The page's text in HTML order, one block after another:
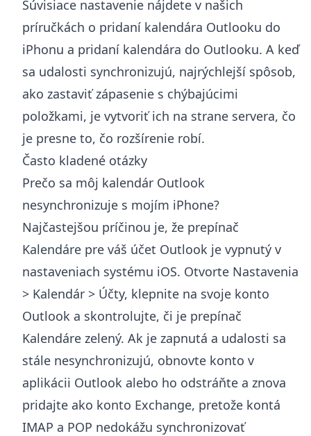
Súvisiace nastavenie nájdete v našich
príručkách o pridaní kalendára Outlooku do
iPhonu a pridaní kalendára do Outlooku. A keď
sa udalosti synchronizujú, najrýchlejší spôsob,
ako zastaviť zápasenie s chýbajúcimi
položkami, je vytvoriť ich na strane servera, čo
je presne to, čo rozšírenie robí.
Často kladené otázky
Prečo sa môj kalendár Outlook
nesynchronizuje s mojím iPhone?
Najčastejšou príčinou je, že prepínač
Kalendáre pre váš účet Outlook je vypnutý v
nastaveniach systému iOS. Otvorte Nastavenia
> Kalendár > Účty, klepnite na svoje konto
Outlook a skontrolujte, či je prepínač
Kalendáre zelený. Ak je zapnutá a udalosti sa
stále nesynchronizujú, obnovte konto v
aplikácii Outlook alebo ho odstráňte a znova
pridajte ako konto Exchange, pretože kontá
IMAP a POP nedokážu synchronizovať